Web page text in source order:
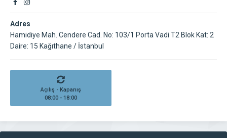
Adres
Hamidiye Mah. Cendere Cad. No: 103/1 Porta Vadi T2 Blok Kat: 2
Daire: 15 Kağıthane / İstanbul
Açılış - Kapanış
08:00 - 18:00